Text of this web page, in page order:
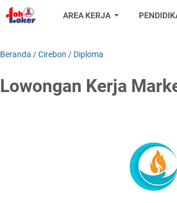
AREA KERJA
Beranda /Cirebon / Diploma
Lowongan Kerja